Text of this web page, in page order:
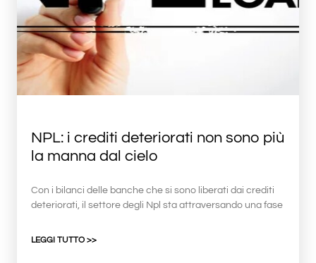
NPL: i crediti deteriorati non sono più
la manna dal cielo
Con i bilanci delle banche che si sono liberati dai crediti
deteriorati, il settore degli Npl sta attraversando una fase
LEGGI TUTTO >>